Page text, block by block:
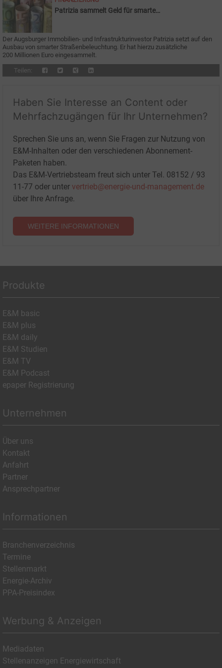
Patrizia sammelt Geld für smarte
Der Augsburger Immobilien- und Infrastrukturinvestor Patrizia setzt auf den
Ausbau von smarter Straßenbeleuchtung. Er hat hierzu zusätzliche
200 Millionen Euro eingesammelt.
Teilen:
Haben Sie Interesse an Content oder
Mehrfachzugängen für Ihr Unternehmen?
Sprechen Sie uns an, wenn Sie Fragen zur Nutzung von
E&M-Inhalten oder den verschiedenen Abonnement-
Paketen haben.
Das E&M-Vertriebsteam freut sich unter Tel. 08152 / 93
11-77 oder unter vertrieb@energie-und-management.de
über Ihre Anfrage.
WEITERE INFORMATIONEN
Produkte
E&M basic
E&M plus
E&M daily
E&M Studien
E&M TV
E&M Podcast
epaper Registrierung
Unternehmen
Über uns
Kontakt
Anfahrt
Partner
Ansprechpartner
Informationen
Branchenverzeichnis
Termine
Stellenmarkt
Energie-Archiv
PPA-Preisindex
Werbung & Anzeigen
Mediadaten
Stellenanzeigen Energiewirtschaft